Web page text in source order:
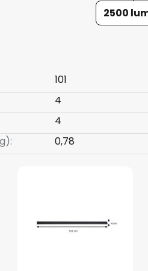
2500
101
4
4
0,78